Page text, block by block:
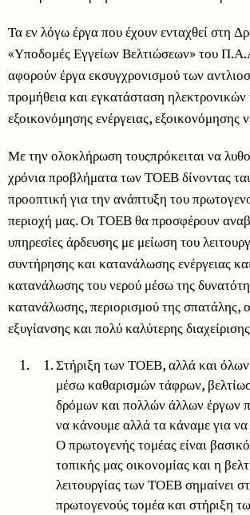
Τα εν λόγω έργα που έχουν ενταχθεί στη
«Υποδομές Εγγείων Βελτιώσεων» του
αφορούν έργα εκσυγχρονισμού των
προμήθεια και εγκατάσταση
εξοικονόμησης ενέργειας, εξοικονόμησης
Με την ολοκλήρωση τουςπρόκειται να
χρόνια προβλήματα των ΤΟΕΒ δίνοντας
προοπτική για την ανάπτυξη του
περιοχή μας. Οι ΤΟΕΒ θα προσφέρουν
υπηρεσίες άρδευσης με μείωση του
συντήρησης και κατανάλωσης ενέργειας
κατανάλωσης του νερού μέσω της
κατανάλωσης, περιορισμού της σπατάλης,
εξυγίανσης και πολύ καλύτερης διαχείρισης
Στήριξη των ΤΟΕΒ, αλλά και
μέσω καθαρισμών τάφρων,
δρόμων και πολλών άλλων έργων
να κάνουμε αλλά τα κάναμε για
Ο πρωτογενής τομέας είναι
τοπικής μας οικονομίας και η
λειτουργίας των ΤΟΕΒ σημαίνει
πρωτογενούς τομέα και στήριξη